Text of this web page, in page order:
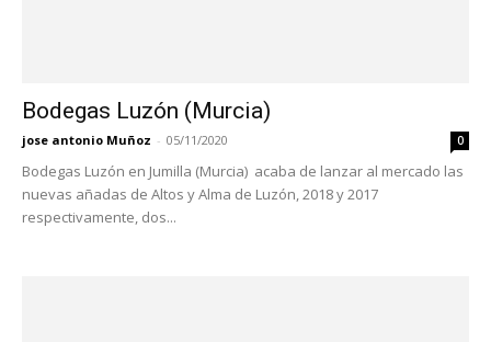
Bodegas Luzón (Murcia)
jose antonio Muñoz - 05/11/2020 0
Bodegas Luzón en Jumilla (Murcia) acaba de lanzar al mercado las
nuevas añadas de Altos y Alma de Luzón, 2018 y 2017
respectivamente, dos...